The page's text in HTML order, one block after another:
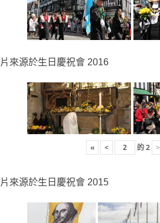
來源於生日慶祝會 2016
« < 的2 >
來源於生日慶祝會 2015